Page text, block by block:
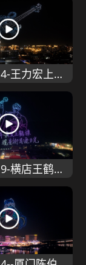
20250814-王力宏上海演唱会应援
20241219-横店王鹤棣粉丝应援-1000架